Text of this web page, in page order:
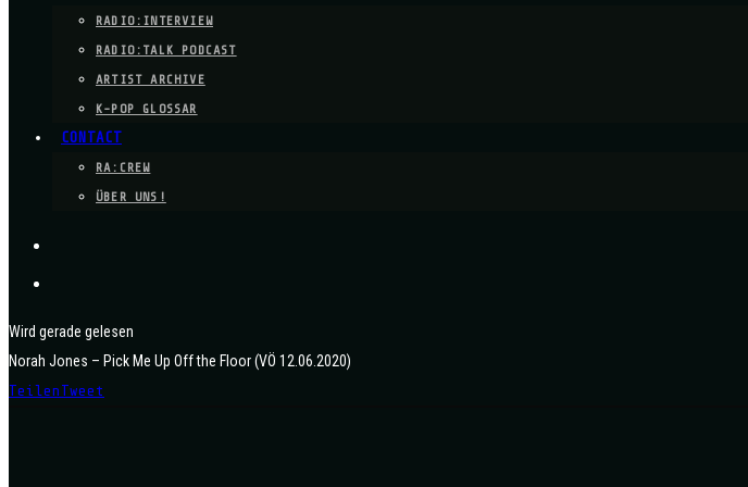
RADIO:INTERVIEW
RADIO:TALK PODCAST
ARTIST ARCHIVE
K-POP GLOSSAR
CONTACT
RA:CREW
ÜBER UNS!
Wird gerade gelesen
Norah Jones – Pick Me Up Off the Floor (VÖ 12.06.2020)
Teilen Tweet